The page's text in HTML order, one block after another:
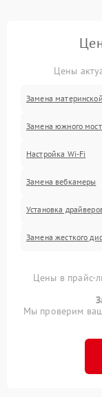
Цены
Замена
Замена южного
Настройка Wi-Fi
Замена вебкамеры
Установка
Замена жесткого
Цены в прайс-
Мы проверим